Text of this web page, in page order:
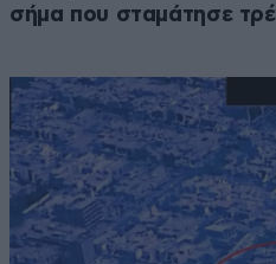
σήμα που σταμάτησε